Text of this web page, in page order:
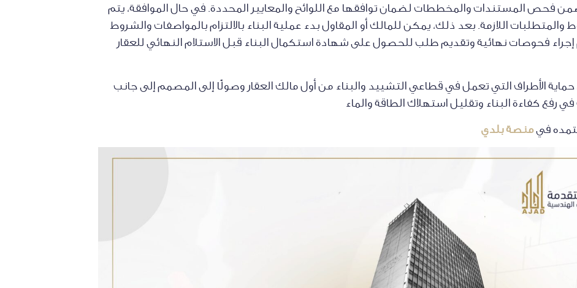
فحص المستندات والمخططات لضمان توافقها مع اللوائح والمعايير المحددة. في حال الموافقة، يتم
اللازمة. بعد ذلك، يمكن للمالك أو المقاول بدء عملية البناء بالالتزام بالمواصفات والشروط
فحوصات نهائية وتقديم طلب للحصول على شهادة استكمال البناء قبل الاستلام النهائي للعقار
حماية الأطراف التي تعمل في قطاعي التشييد والبناء من أول مالك العقار وصولًا إلى المصمم إلى جانب
رفع كفاءة البناء وتقليل استهلاك الطاقة والماء
فيمنصة بلدي